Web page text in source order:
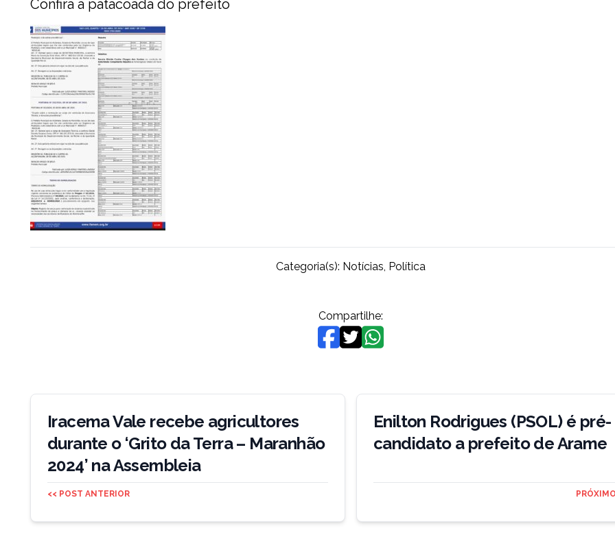
Confira a patacoada do prefeito
Categoria(s): Notícias, Política
Compartilhe:
Navegação
Iracema Vale recebe agricultores
durante o ‘Grito da Terra – Maranhão
2024’ na Assembleia
<< POST ANTERIOR
Enilton Rodrigues (PSOL) é pré-
candidato a prefeito de Arame